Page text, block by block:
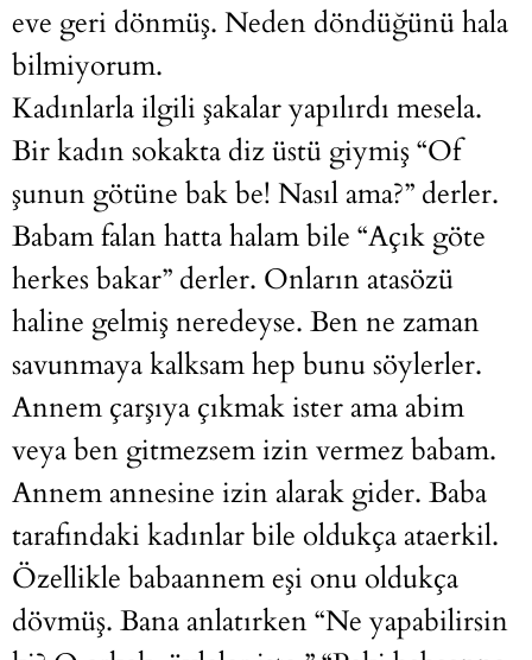
eve geri dönmüş. Neden döndüğünü hala
bilmiyorum.
Kadınlarla ilgili şakalar yapılırdı mesela.
Bir kadın sokakta diz üstü giymiş “Of
şunun götüne bak be! Nasıl ama?” derler.
Babam falan hatta halam bile “Açık göte
herkes bakar” derler. Onların atasözü
haline gelmiş neredeyse. Ben ne zaman
savunmaya kalksam hep bunu söylerler.
Annem çarşıya çıkmak ister ama abim
veya ben gitmezsem izin vermez babam.
Annem annesine izin alarak gider. Baba
tarafındaki kadınlar bile oldukça ataerkil.
Özellikle babaannem eşi onu oldukça
dövmüş. Bana anlatırken “Ne yapabilirsin